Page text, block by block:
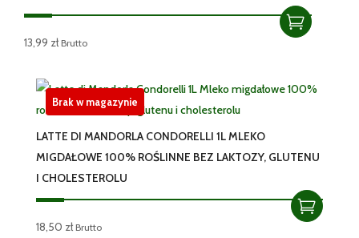
13,99 zł Brutto
LATTE DI MANDORLA CONDORELLI 1L MLEKO
MIGDAŁOWE 100% ROŚLINNE BEZ LAKTOZY, GLUTENU
I CHOLESTEROLU
18,50 zł Brutto
Brak w magazynie